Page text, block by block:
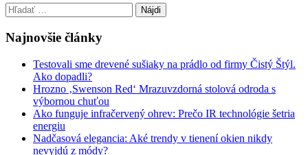
Hľadať:
Najnovšie články
Testovali sme drevené sušiaky na prádlo od firmy Čistý Štýl.
Ako dopadli?
Hrozno ‚Swenson Red‘ Mrazuvzdorná stolová odroda s
výbornou chuťou
Ako funguje infračervený ohrev: Prečo IR technológie šetria
energiu
Nadčasová elegancia: Aké trendy v tienení okien nikdy
nevyjdú z módy?